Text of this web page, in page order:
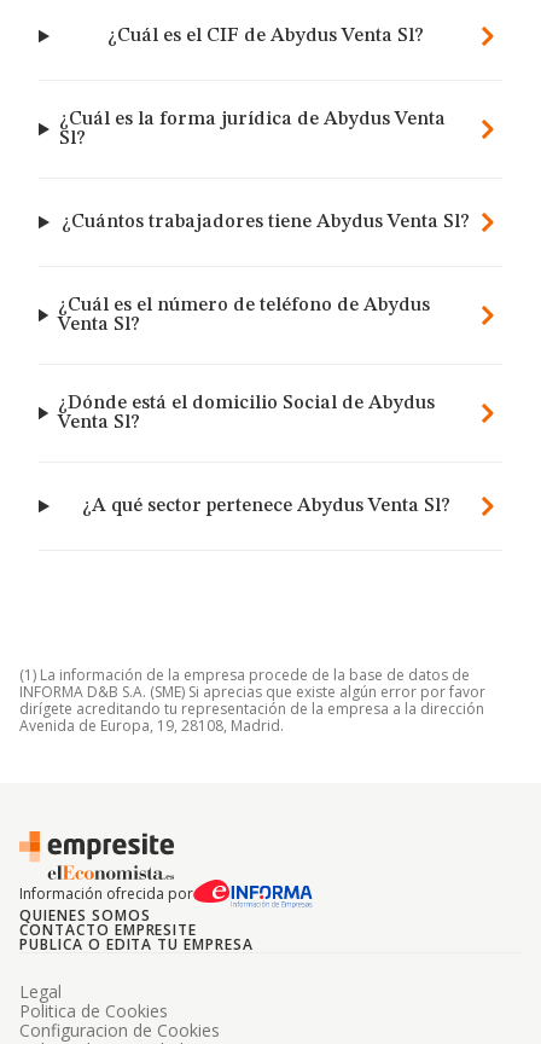
¿Cuál es el CIF de Abydus Venta Sl?
¿Cuál es la forma jurídica de Abydus Venta
Sl?
¿Cuántos trabajadores tiene Abydus Venta Sl?
¿Cuál es el número de teléfono de Abydus
Venta Sl?
¿Dónde está el domicilio Social de Abydus
Venta Sl?
¿A qué sector pertenece Abydus Venta Sl?
(1) La información de la empresa procede de la base de datos de
INFORMA D&B S.A. (SME) Si aprecias que existe algún error por favor
dirígete acreditando tu representación de la empresa a la dirección
Avenida de Europa, 19, 28108, Madrid.
Información ofrecida por
QUIENES SOMOS
CONTACTO EMPRESITE
PUBLICA O EDITA TU EMPRESA
Legal
Politica de Cookies
Configuracion de Cookies